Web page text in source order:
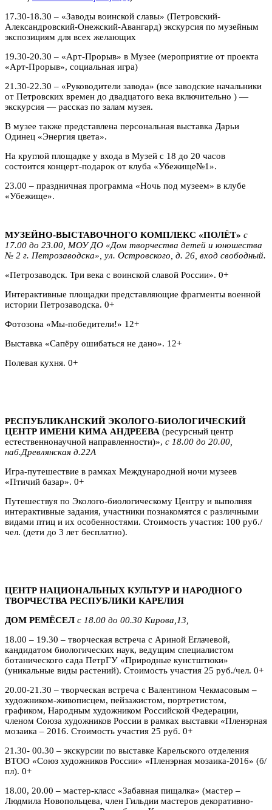
17.30-18.30 – «Заводы воинской славы» (Петровский-
Александровский-Онежский-Авангард) экскурсия по музейным
экспозициям для всех желающих
19.30-20.30 – «Арт-Прорыв» в Музее (мероприятие от проекта
«Арт-Прорыв», социальная игра)
21.30-22.30 – «Руководители завода» (все заводские начальники
от Петровских времен до двадцатого века включительно ) —
экскурсия — рассказ по залам музея.
В музее также представлена персональная выставка Дарьи
Одинец «Энергия цвета».
На круглой площадке у входа в Музей с 18 до 20 часов
состоится концерт-подарок от клуба «Убежище№1».
23.00 – праздничная программа «Ночь под музеем» в клубе
«Убежище».
МУЗЕЙНО-ВЫСТАВОЧНОГО КОМПЛЕКС «ПОЛЁТ» с
17.00 до 23.00, МОУ ДО «Дом творчества детей и юношества
№ 2 г. Петрозаводска», ул. Островского, д. 26, вход свободный.
«Петрозаводск. Три века с воинской славой России». 0+
Интерактивные площадки представляющие фрагменты военной
истории Петрозаводска. 0+
Фотозона «Мы-победители!» 12+
Выставка «Сапёру ошибаться не дано». 12+
Полевая кухня. 0+
РЕСПУБЛИКАНСКИЙ ЭКОЛОГО-БИОЛОГИЧЕСКИЙ
ЦЕНТР ИМЕНИ КИМА АНДРЕЕВА (ресурсный центр
естественнонаучной направленности)», с 18.00 до 20.00,
наб.Древлянская д.22А
Игра-путешествие в рамках Международной ночи музеев
«Птичий базар». 0+
Путешествуя по Эколого-биологическому Центру и выполняя
интерактивные задания, участники познакомятся с различными
видами птиц и их особенностями. Стоимость участия: 100 руб./
чел. (дети до 3 лет бесплатно).
ЦЕНТР НАЦИОНАЛЬНЫХ КУЛЬТУР И НАРОДНОГО
ТВОРЧЕСТВА РЕСПУБЛИКИ КАРЕЛИЯ
ДОМ РЕМЁСЕЛ с 18.00 до 00.30 Кирова,13,
18.00 – 19.30 – творческая встреча с Ариной Еглачевой,
кандидатом биологических наук, ведущим специалистом
ботанического сада ПетрГУ «Природные кунстштюки»
(уникальные виды растений). Стоимость участия 25 руб./чел. 0+
20.00-21.30 – творческая встреча с Валентином Чекмасовым –
художником-живописцем, пейзажистом, портретистом,
графиком, Народным художником Российской Федерации,
членом Союза художников России в рамках выставки «Пленэрная
мозаика – 2016. Стоимость участия 25 руб. 0+
21.30- 00.30 – экскурсии по выставке Карельского отделения
ВТОО «Союз художников России» «Пленэрная мозаика-2016» (б/
пл). 0+
18.00, 20.00 – мастер-класс «Забавная пищалка» (мастер –
Людмила Новопольцева, член Гильдии мастеров декоративно-